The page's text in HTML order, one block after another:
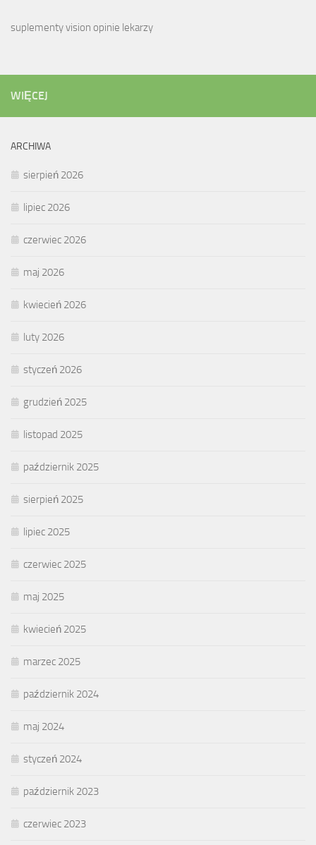
suplementy vision opinie lekarzy
WIĘCEJ
ARCHIWA
sierpień 2026
lipiec 2026
czerwiec 2026
maj 2026
kwiecień 2026
luty 2026
styczeń 2026
grudzień 2025
listopad 2025
październik 2025
sierpień 2025
lipiec 2025
czerwiec 2025
maj 2025
kwiecień 2025
marzec 2025
październik 2024
maj 2024
styczeń 2024
październik 2023
czerwiec 2023